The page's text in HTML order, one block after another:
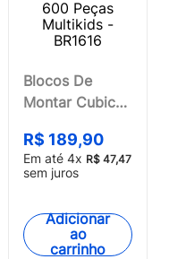
Blocos De
Montar Cubic
Swat Robot
600 Peças
BR1616
R$ 189,90
Em até 4x R$ 47,47
sem juros
Adicionar
ao
carrinho